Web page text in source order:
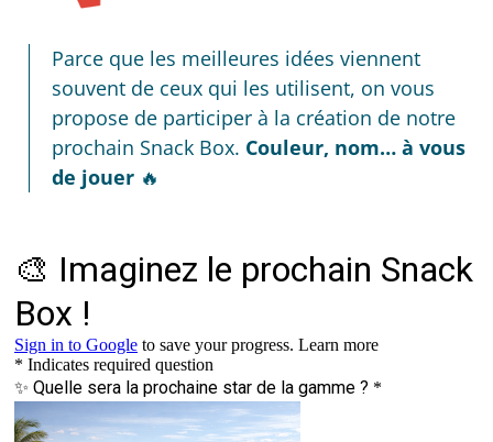
Parce que les meilleures idées viennent
souvent de ceux qui les utilisent, on vous
propose de participer à la création de notre
prochain Snack Box. Couleur, nom… à vous
de jouer🔥